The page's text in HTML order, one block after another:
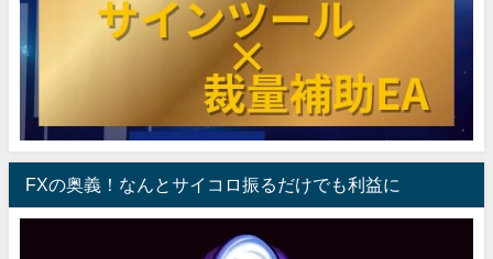
FXの奥義！なんとサイコロ振るだけでも利益に